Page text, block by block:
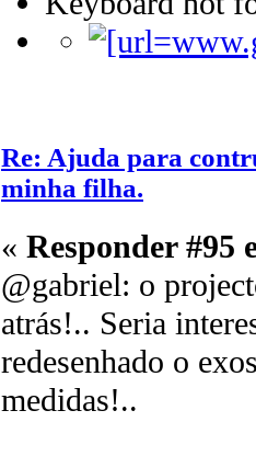
Re: Ajuda para
minha filha.
« Responder #95
@gabriel: o
atrás!.. Seria
redesenhado o
medidas!..